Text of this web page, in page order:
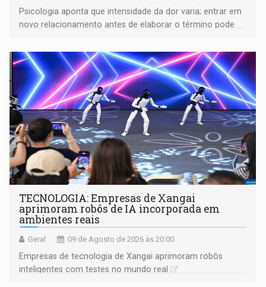
Psicologia aponta que intensidade da dor varia; entrar em
novo relacionamento antes de elaborar o término pode
TECNOLOGIA: Empresas de Xangai
aprimoram robôs de IA incorporada em
ambientes reais
Geral 09 de Agosto de 2026 às 20:00
Empresas de tecnologia de Xangai aprimoram robôs
inteligentes com testes no mundo real